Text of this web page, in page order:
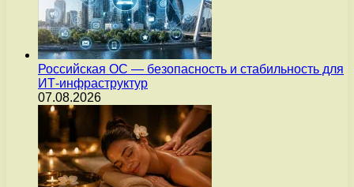
Российская ОС — безопасность и стабильность для
ИТ-инфраструктур
07.08.2026